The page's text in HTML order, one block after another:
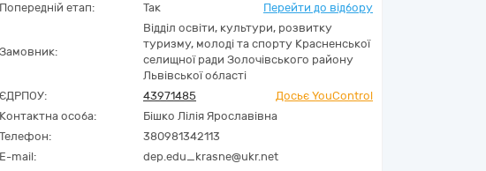
Попередній етап:
Так Перейти до відбору
Замовник:
Відділ освіти, культури, розвитку
туризму, молоді та спорту Красненської
селищної ради Золочівського району
Львівської області
ЄДРПОУ:
43971485
Досьє YouControl
Контактна особа:
Бішко Лілія Ярославівна
Телефон:
380981342113
E-mail:
dep.edu_krasne@ukr.net